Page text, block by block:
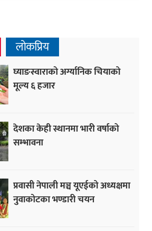
लोकप्रिय
घ्याङस्वाराको अर्ग्यानिक चियाको
मूल्य ६ हजार
देशका केही स्थानमा भारी वर्षाको
सम्भावना
प्रवासी नेपाली मञ्च यूएईको अध्यक्षमा
नुवाकोटका भण्डारी चयन